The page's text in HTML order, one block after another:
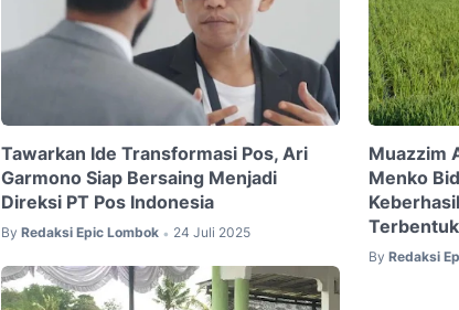
Tawarkan Ide Transformasi Pos, Ari
Garmono Siap Bersaing Menjadi
Direksi PT Pos Indonesia
By Redaksi Epic Lombok • 24 Juli 2025
Muazzim
Menko
By Redaksi